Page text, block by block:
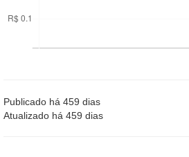
Publicado há 459 dias
Atualizado há 459 dias